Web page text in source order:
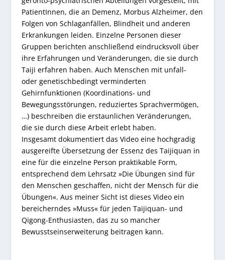
PatientInnen, die an Demenz, Morbus Alzheimer, den
Folgen von Schlaganfällen, Blindheit und anderen
Erkrankungen leiden. Einzelne Personen dieser
Gruppen berichten anschließend eindrucksvoll über
ihre Erfahrungen und Veränderungen, die sie durch
Taiji erfahren haben. Auch Menschen mit unfall-
oder genetischbedingt verminderten
Gehirnfunktionen (Koordinations- und
Bewegungsstörungen, reduziertes Sprachvermögen,
…) beschreiben die erstaunlichen Veränderungen,
die sie durch diese Arbeit erlebt haben.
Insgesamt dokumentiert das Video eine hochgradig
ausgereifte Übersetzung der Essenz des Taijiquan in
eine für die einzelne Person praktikable Form,
entsprechend dem Lehrsatz »Die Übungen sind für
den Menschen geschaffen, nicht der Mensch für die
Übungen«. Aus meiner Sicht ist dieses Video ein
bereicherndes »Muss« für jeden Taijiquan- und
Qigong-Enthusiasten, das zu so mancher
Bewusstseinserweiterung beitragen kann.